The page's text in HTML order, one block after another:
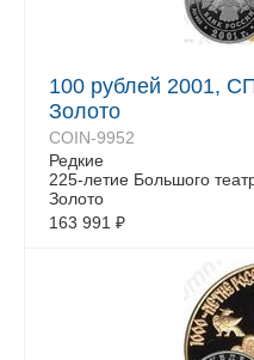
100 рублей 2001,
Золото
COIN-9952
Редкие
225-летие Большого
Золото
163 991 ₽